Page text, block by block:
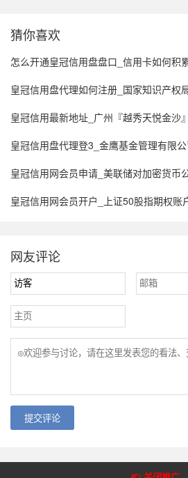
猜你喜欢
怎么开通皇冠信用盘盘口_信用卡如何积累国航里程？
皇冠信用盘代理如何注册_国家知识产权局：打击代理恶意商标申请等违法违规代理行为
皇冠信用最新地址_广州『越秀天悦金沙』售楼处电话400-8787-
皇冠信用盘代理登3_金鹰基金管理有限公司 新增中银国际证券股份有限公司等为金鹰鑫日享债券型 证券投资基金代销机构并开通基
皇冠信用网会员申请_美联储对加密货币公司
皇冠信用网会员开户_上证50股指期权账户可
网友评论
提交评论